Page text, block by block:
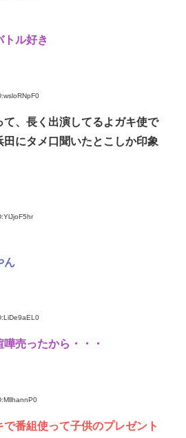
トル好き
て、長く出演してるよガキ使で
田にタメ口聞いたとこしか印象
ん
売ったから・・・
番組使って子供のプレゼント